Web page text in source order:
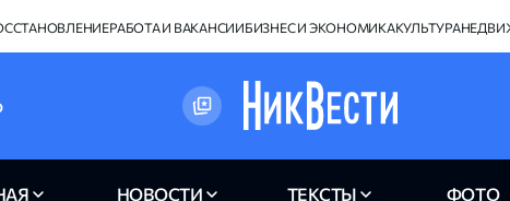
РАБОТА И ВАКАНСИИБИЗНЕС И ЭКОНОМИКАКУЛЬТУРА
НОВОСТИ ТЕКСТЫ ФОТО